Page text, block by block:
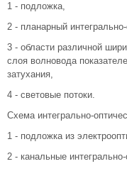
1 - подложка,
2 - планарный
3 - области различной
слоя волновода
затухания,
4 - световые потоки.
Схема интегрально-
1 - подложка из
2 - канальные